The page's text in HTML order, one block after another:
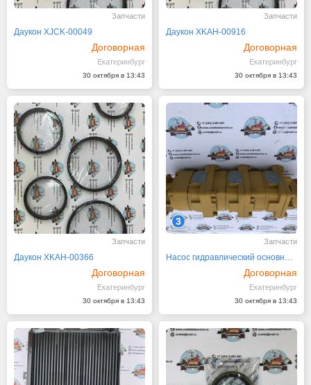
Запчасти
Даукон XJCK-00049
Договорная
Екатеринбург
30 октября в 13:43
Запчасти
Даукон XKAH-00916
Договорная
Екатеринбург
30 октября в 13:43
Запчасти
Даукон XKAH-00366
Договорная
Екатеринбург
30 октября в 13:43
3
Запчасти
Насос гидравлический основной Komatsu WA380-3
Договорная
Екатеринбург
30 октября в 13:43